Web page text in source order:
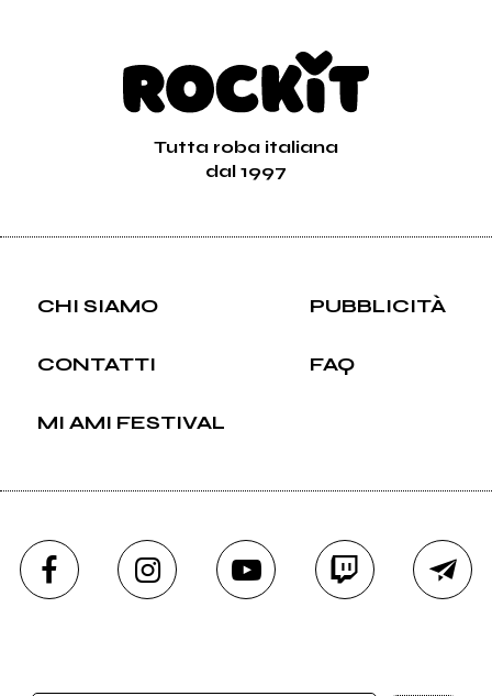
Tutta roba italiana
dal 1997
CHI SIAMO PUBBLICITÀ
CONTATTI FAQ
MI AMI FESTIVAL